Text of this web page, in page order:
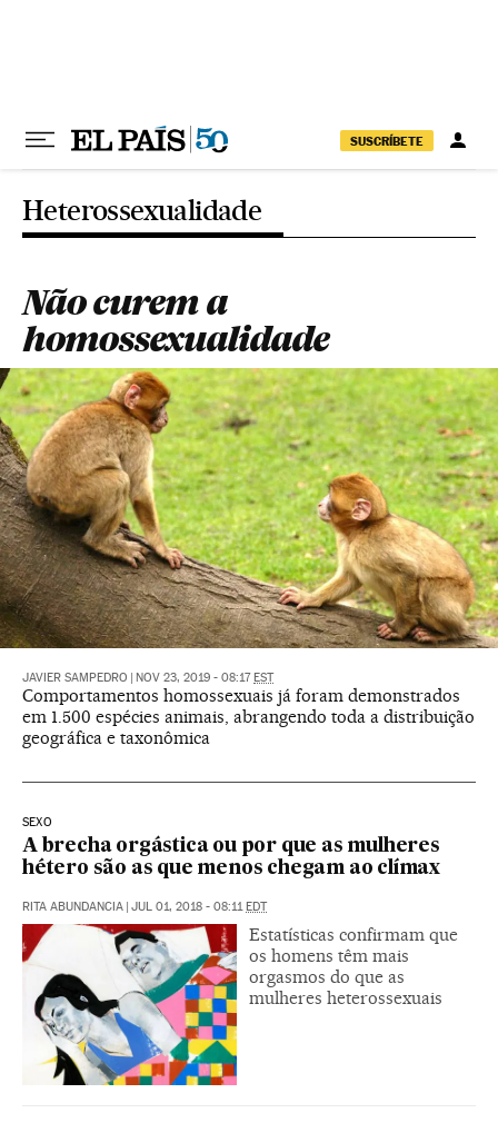
SUSCRÍBETE
Heterossexualidade
Não curem a
homossexualidade
JAVIER SAMPEDRO NOV 23, 2019 - 08:17 EST
Comportamentos homossexuais já foram demonstrados
em 1.500 espécies animais, abrangendo toda a distribuição
geográfica e taxonômica
SEXO
A brecha orgástica ou por que as mulheres
hétero são as que menos chegam ao clímax
RITA ABUNDANCIA JUL 01, 2018 - 08:11 EDT
Estatísticas confirmam que
os homens têm mais
orgasmos do que as
mulheres heterossexuais